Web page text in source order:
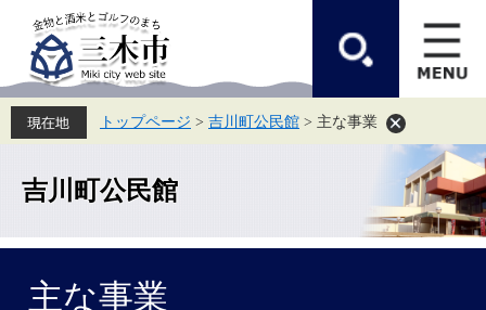
先
頭
す。
を
飛
し
トップページ > 吉川町公民館 > 主な事業
吉川町公民館
主な事業